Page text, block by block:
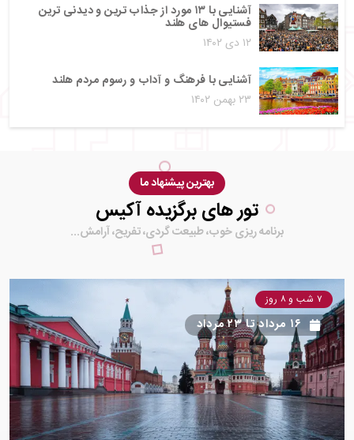
آشنایی با ۱۳ مورد از جذاب ترین و دیدنی ترین
فستیوال‌ های هلند
۱۲ دی ۱۴۰۲
آشنایی با فرهنگ و آداب و رسوم مردم هلند
۲۳ بهمن ۱۴۰۲
بهترین پیشنهاد ما
تور های برگزیده آکیس
برنامه ریزی خوب، طبیعت گردی، تفریح، آرامش...
۷ شب و ۸ روز
۱۶ مرداد تا۲۳ مرداد